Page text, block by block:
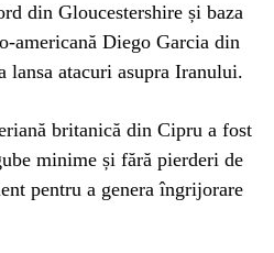
din Gloucestershire și baza
americană Diego Garcia din
lansa atacuri asupra Iranului.
britanică din Cipru a fost
minime și fără pierderi de
pentru a genera îngrijorare